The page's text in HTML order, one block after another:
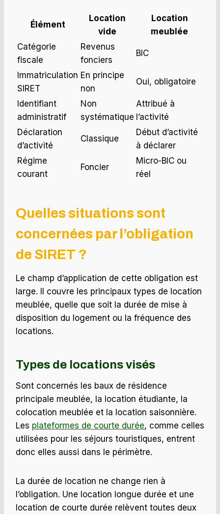
Élément
Location
vide
Location
meublée
Catégorie
fiscale
Revenus
fonciers
BIC
Immatriculation
SIRET
En principe
non
Oui, obligatoire
Identifiant
administratif
Non
systématique
Attribué à
l’activité
Déclaration
d’activité
Classique
Début d’activité
à déclarer
Régime
courant
Foncier
Micro-BIC ou
réel
Quelles situations sont
concernées par l’obligation
de SIRET ?
Le champ d’application de cette obligation est
large. Il couvre les principaux types de location
meublée, quelle que soit la durée de mise à
disposition du logement ou la fréquence des
locations.
Types de locations visés
Sont concernés les baux de résidence
principale meublée, la location étudiante, la
colocation meublée et la location saisonnière.
Les plateformes de courte durée, comme celles
utilisées pour les séjours touristiques, entrent
donc elles aussi dans le périmètre.
La durée de location ne change rien à
l’obligation. Une location longue durée et une
location de courte durée relèvent toutes deux